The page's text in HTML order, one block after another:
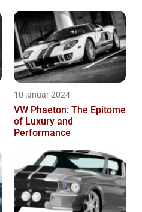
10 januar 2024
VW Phaeton: The Epitome
of Luxury and
Performance